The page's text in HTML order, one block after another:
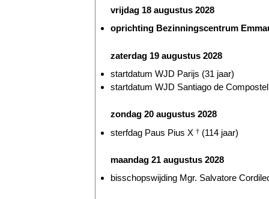
vrijdag 18 augustus 2028
oprichting Bezinningscentrum
zaterdag 19 augustus 2028
startdatum WJD Parijs (31 jaar)
startdatum WJD Santiago de
zondag 20 augustus 2028
sterfdag Paus Pius X † (114 jaar)
maandag 21 augustus 2028
bisschopswijding Mgr. Salvatore